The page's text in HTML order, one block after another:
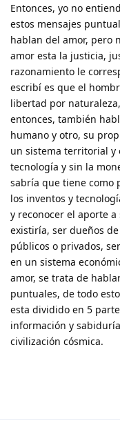
Entonces, yo no
estos mensajes
hablan del amor, pero
amor esta la justicia,
razonamiento le
escribí es que el
libertad por
entonces, también
humano y otro, su
un sistema territorial y
tecnología y sin la
sabría que tiene como
los inventos y
y reconocer el aporte
existiría, ser dueños
públicos o privados,
en un sistema
amor, se trata de
puntuales, de todo
esta dividido en 5
información y
civilización cósmica.